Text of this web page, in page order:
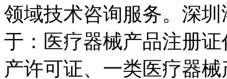
领域技术咨询服务。深
于：医疗器械产品注册
产许可证、一类医疗器